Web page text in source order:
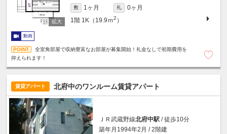
敷 1ヶ月 礼
0ヶ月
1階 1K（19.9ｍ2 ）
動画
全室角部屋で収納豊富なお部屋が募集開始！礼金なしで初期費用を
抑えられます！
賃貸アパート 北府中のワンルーム賃貸アパート
ＪＲ武蔵野線北府中駅 / 徒歩10分
築年月1994年2月 / 2階建